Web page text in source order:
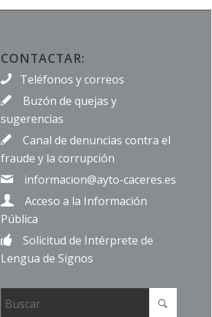
CONTACTAR:
Teléfonos y correos
Buzón de quejas y
sugerencias
Canal de denuncias contra el
fraude y la corrupción
informacion@ayto-caceres.es
Acceso a la Información
Pública
Solicitud de Intérprete de
Lengua de Signos